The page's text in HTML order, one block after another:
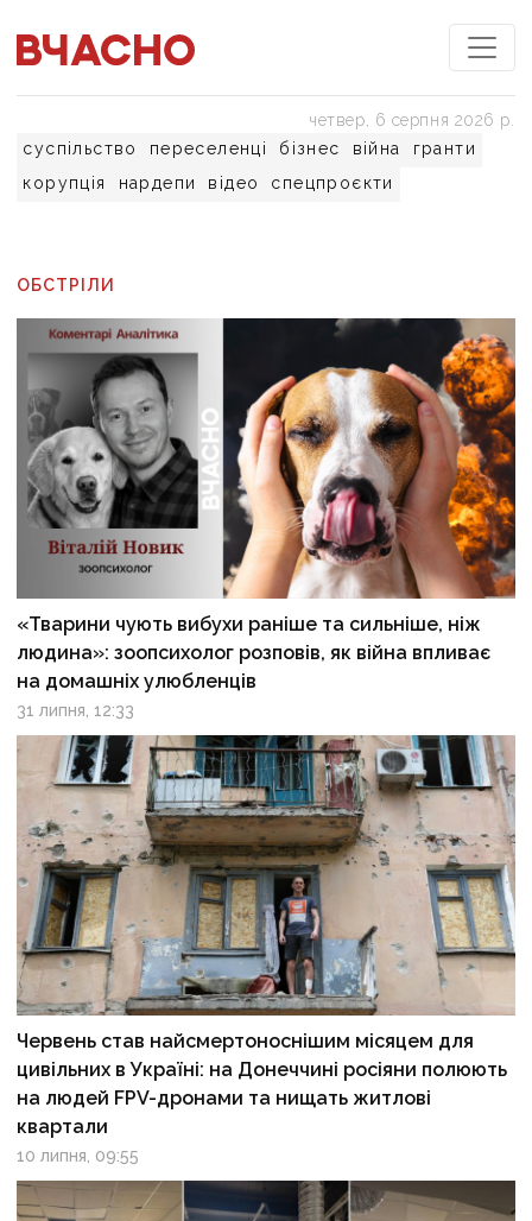
суспільство переселенці бізнес війна
гранти
корупція
нардепи відео спецпроєкти
четвер, 6 серпня 2026 р.
ОБСТРІЛИ
«Тварини чують вибухи раніше та сильніше, ніж
людина»: зоопсихолог розповів, як війна впливає
на домашніх улюбленців
31 липня, 12:33
Червень став найсмертоноснішим місяцем для
цивільних в Україні: на Донеччині росіяни полюють
на людей FPV-дронами та нищать житлові
квартали
10 липня, 09:55